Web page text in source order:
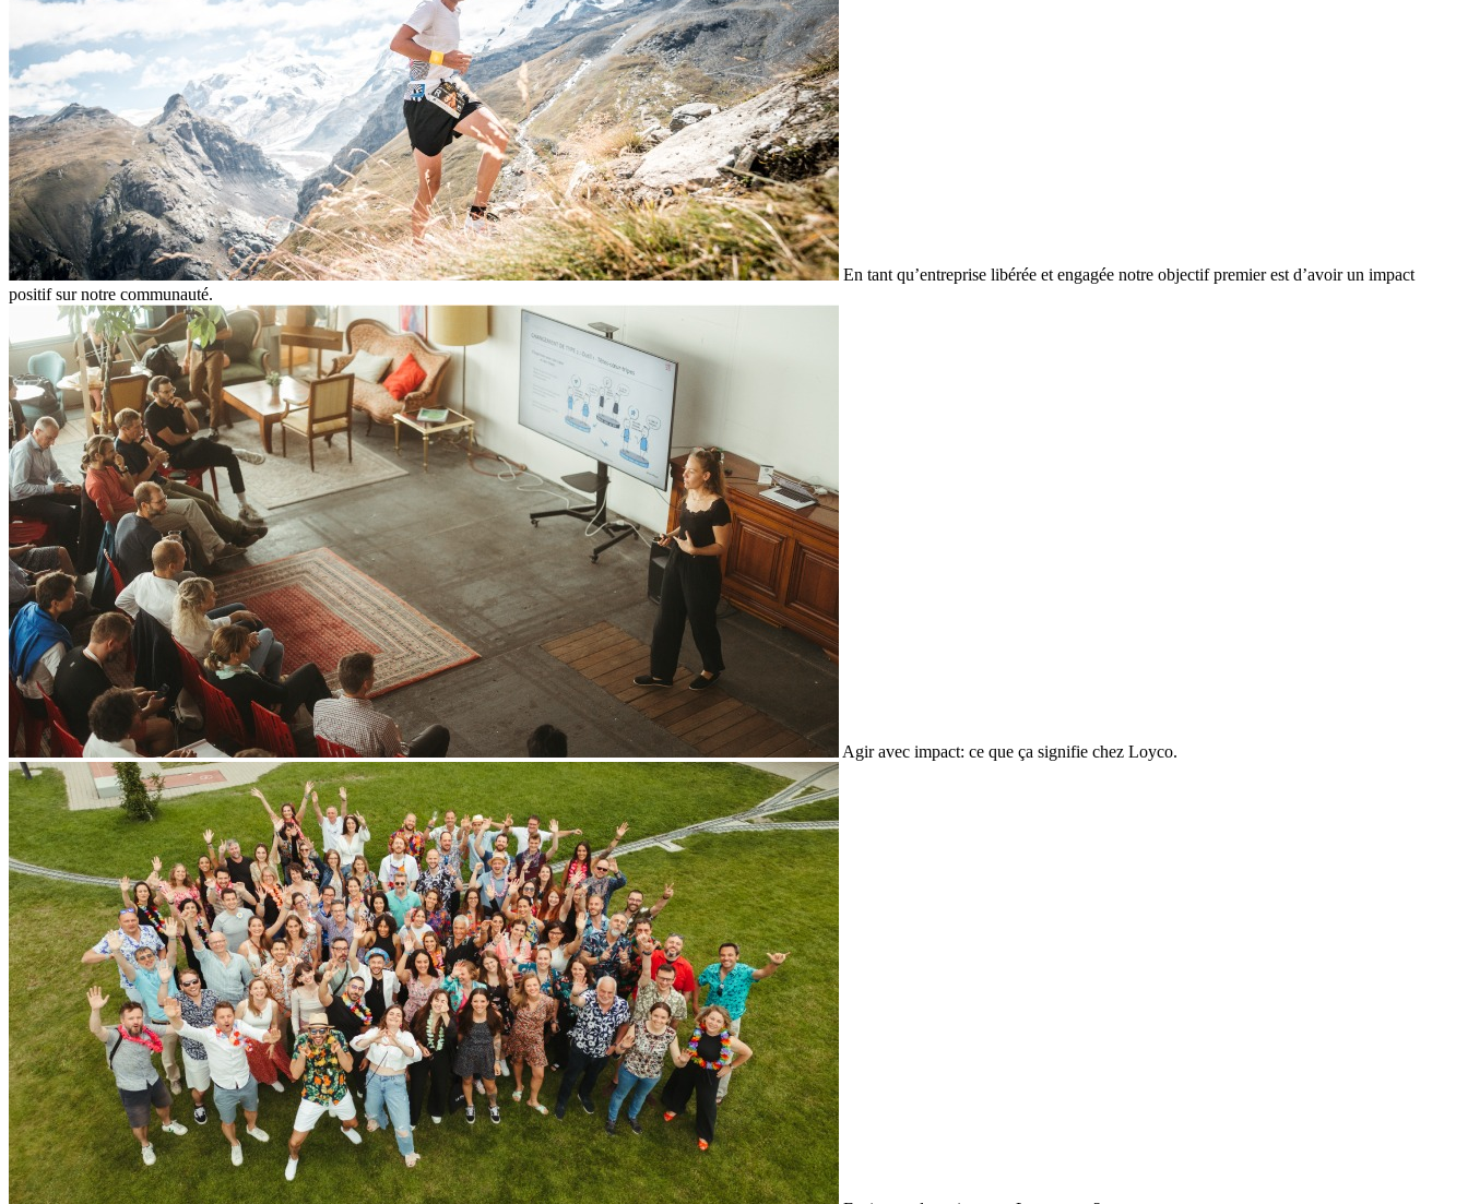
En tant qu’entreprise libérée et engagée notre objectif premier est d’avoir un impact
positif sur notre communauté.
Agir avec impact: ce que ça signifie chez Loyco.